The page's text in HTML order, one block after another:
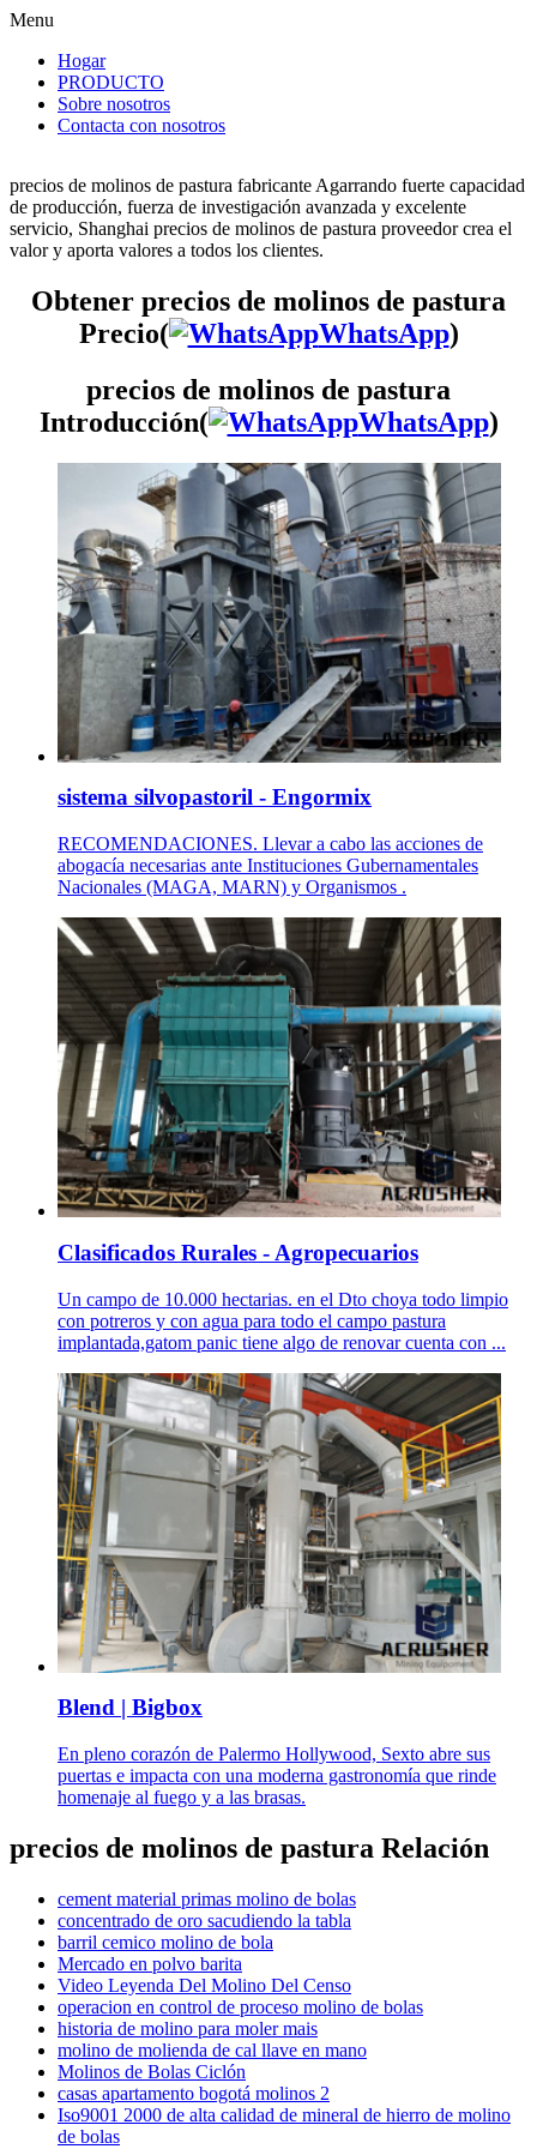
Menu
Hogar
PRODUCTO
Sobre nosotros
Contacta con nosotros
precios de molinos de pastura fabricante Agarrando fuerte capacidad
de producción, fuerza de investigación avanzada y excelente
servicio, Shanghai precios de molinos de pastura proveedor crea el
valor y aporta valores a todos los clientes.
Obtener precios de molinos de pastura
Precio(
WhatsApp)
precios de molinos de pastura
Introducción(
WhatsApp)
sistema silvopastoril - Engormix
RECOMENDACIONES. Llevar a cabo las acciones de
abogacía necesarias ante Instituciones Gubernamentales
Nacionales (MAGA, MARN) y Organismos .
Clasificados Rurales - Agropecuarios
Un campo de 10.000 hectarias. en el Dto choya todo limpio
con potreros y con agua para todo el campo pastura
implantada,gatom panic tiene algo de renovar cuenta con ...
Blend | Bigbox
En pleno corazón de Palermo Hollywood, Sexto abre sus
puertas e impacta con una moderna gastronomía que rinde
homenaje al fuego y a las brasas.
precios de molinos de pastura Relación
cement material primas molino de bolas
concentrado de oro sacudiendo la tabla
barril cemico molino de bola
Mercado en polvo barita
Video Leyenda Del Molino Del Censo
operacion en control de proceso molino de bolas
historia de molino para moler mais
molino de molienda de cal llave en mano
Molinos de Bolas Ciclón
casas apartamento bogotá molinos 2
Iso9001 2000 de alta calidad de mineral de hierro de molino
de bolas